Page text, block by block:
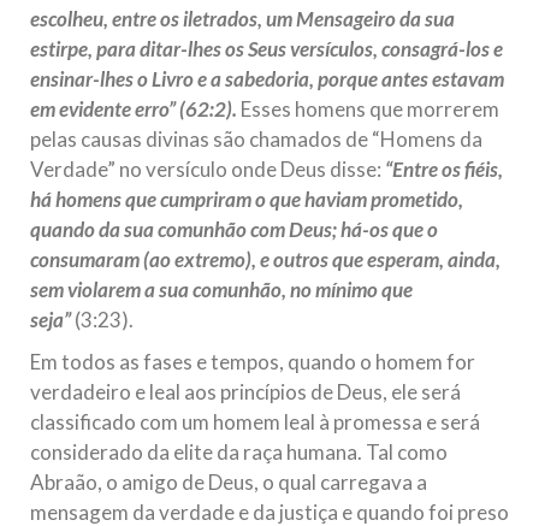
escolheu, entre os iletrados, um Mensageiro da sua
estirpe, para ditar-lhes os Seus versículos, consagrá-los e
ensinar-lhes o Livro e a sabedoria, porque antes estavam
em evidente erro” (62:2). Esses homens que morrerem
pelas causas divinas são chamados de “Homens da
Verdade” no versículo onde Deus disse: “Entre os fiéis,
há homens que cumpriram o que haviam prometido,
quando da sua comunhão com Deus; há-os que o
consumaram (ao extremo), e outros que esperam, ainda,
sem violarem a sua comunhão, no mínimo que
seja”(3:23).
Em todos as fases e tempos, quando o homem for
verdadeiro e leal aos princípios de Deus, ele será
classificado com um homem leal à promessa e será
considerado da elite da raça humana. Tal como
Abraão, o amigo de Deus, o qual carregava a
mensagem da verdade e da justiça e quando foi preso